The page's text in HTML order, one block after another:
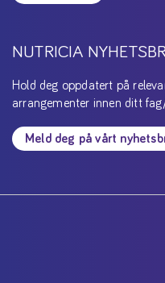
NUTRICIA
Hold deg oppdatert på
arrangementer innen ditt
Meld deg på vårt